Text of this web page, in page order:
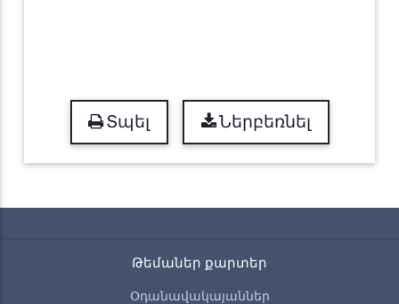
Տպել Ներբեռնել
Թեմաներ քարտեր
Օդանավակայաններ